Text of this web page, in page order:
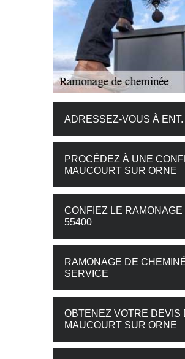
ADRESSEZ-VOUS À
PROCÉDEZ À UNE
MAUCOURT SUR ORNE
CONFIEZ LE
55400
RAMONAGE DE
SERVICE
OBTENEZ VOTRE DEVIS
MAUCOURT SUR ORNE